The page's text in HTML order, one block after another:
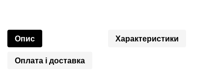
Опис Характеристики
Оплата і доставка